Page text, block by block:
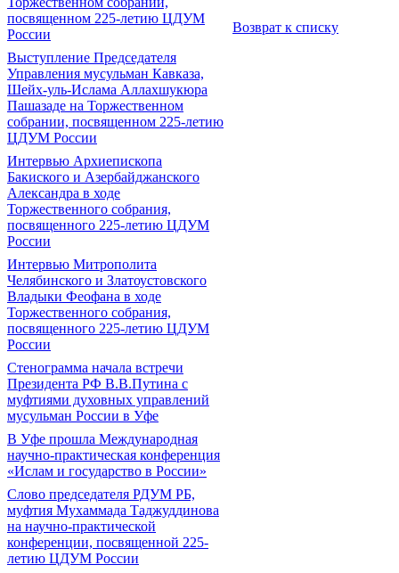
посвященном 225-летию ЦДУМ
России
Выступление Председателя
Управления мусульман Кавказа,
Шейх-уль-Ислама Аллахшукюра
Пашазаде на Торжественном
собрании, посвященном 225-летию
ЦДУМ России
Интервью Архиепископа
Бакиского и Азербайджанского
Александра в ходе
Торжественного собрания,
посвященного 225-летию ЦДУМ
России
Интервью Митрополита
Челябинского и Златоустовского
Владыки Феофана в ходе
Торжественного собрания,
посвященного 225-летию ЦДУМ
России
Стенограмма начала встречи
Президента РФ В.В.Путина с
муфтиями духовных управлений
мусульман России в Уфе
В Уфе прошла Международная
научно-практическая конференция
«Ислам и государство в России»
Слово председателя РДУМ РБ,
муфтия Мухаммада Таджуддинова
на научно-практической
конференции, посвященной 225-
летию ЦДУМ России
Возврат к списку